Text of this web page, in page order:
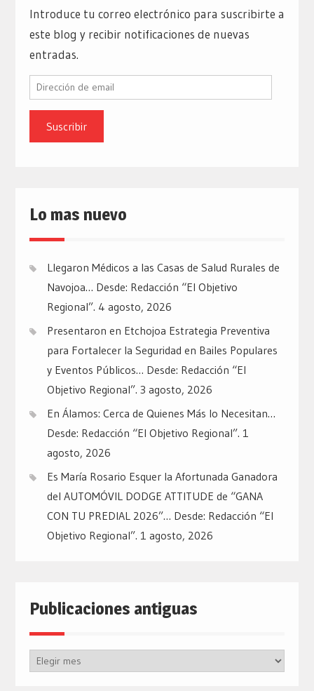
Introduce tu correo electrónico para suscribirte a
este blog y recibir notificaciones de nuevas
entradas.
Dirección
email
Lo mas nuevo
Llegaron Médicos a las Casas de Salud Rurales de
Navojoa… Desde: Redacción “El Objetivo
Regional”. 4 agosto, 2026
Presentaron en Etchojoa Estrategia Preventiva
para Fortalecer la Seguridad en Bailes Populares
y Eventos Públicos… Desde: Redacción “El
Objetivo Regional”. 3 agosto, 2026
En Álamos: Cerca de Quienes Más lo Necesitan…
Desde: Redacción “El Objetivo Regional”. 1
agosto, 2026
Es María Rosario Esquer la Afortunada Ganadora
del AUTOMÓVIL DODGE ATTITUDE de “GANA
CON TU PREDIAL 2026”… Desde: Redacción “El
Objetivo Regional”. 1 agosto, 2026
Publicaciones antiguas
Publicaciones